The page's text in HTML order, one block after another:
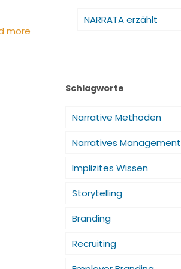
more
NARRATA erzählt
Schlagworte
Narrative Methoden
Narratives Management
Implizites Wissen
Storytelling
Branding
Recruiting